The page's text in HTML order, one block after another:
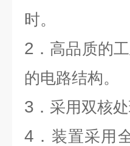
时。
2 ．高品质的
的电路结构。
3 ．采用双核
4 ．装置采用